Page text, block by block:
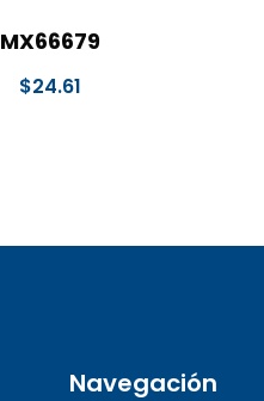
MX66679
$24.61
Navegación